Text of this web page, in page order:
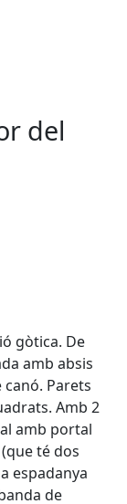
del
gòtica. De
amb absis
Parets
Amb 2
amb portal
té dos
espadanya
de